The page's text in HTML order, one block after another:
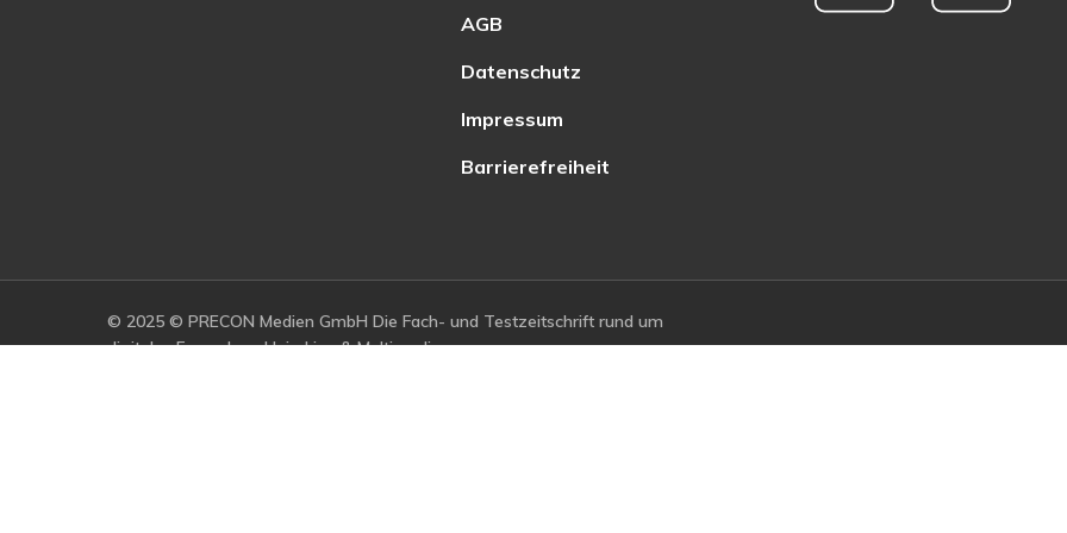
AGB
Datenschutz
Impressum
Barrierefreiheit
© 2025 © PRECON Medien GmbH Die Fach- und Testzeitschrift rund um
digitales Fernsehen, Heimkino & Multimedia.